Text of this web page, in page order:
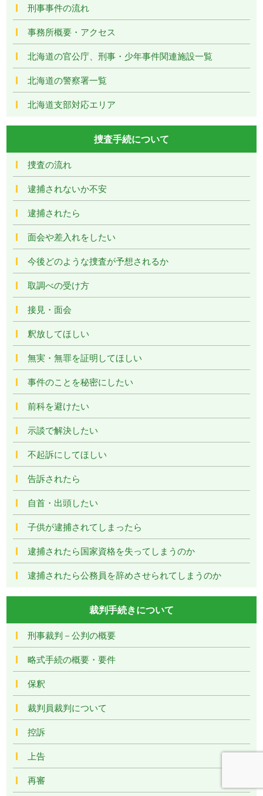
刑事事件の流れ
事務所概要・アクセス
北海道の官公庁、刑事・少年事件関連施設一覧
北海道の警察署一覧
北海道支部対応エリア
捜査手続について
捜査の流れ
逮捕されないか不安
逮捕されたら
面会や差入れをしたい
今後どのような捜査が予想されるか
取調べの受け方
接見・面会
釈放してほしい
無実・無罪を証明してほしい
事件のことを秘密にしたい
前科を避けたい
示談で解決したい
不起訴にしてほしい
告訴されたら
自首・出頭したい
子供が逮捕されてしまったら
逮捕されたら国家資格を失ってしまうのか
逮捕されたら公務員を辞めさせられてしまうのか
裁判手続きについて
刑事裁判－公判の概要
略式手続の概要・要件
保釈
裁判員裁判について
控訴
上告
再審